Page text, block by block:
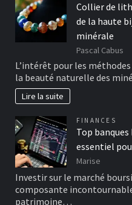
Collier de
de la haute
minérale
Pascal Cabus
L’intérêt pour les
la beauté naturelle des
Lire la suite
FINANCES
Top
essentiel
Marise
Investir sur le marché
composante
patrimoine…